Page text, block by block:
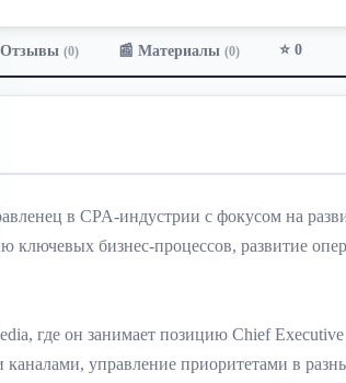
Отзывы (0) 📰 Материалы (0) ⭐ 0
в CPA-индустрии с фокусом на
ключевых бизнес-процессов, развитие
где он занимает позицию Chief
управление приоритетами в